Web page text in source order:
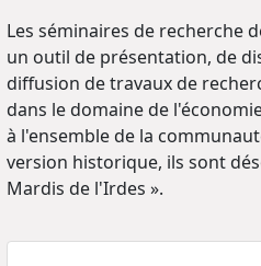
Les séminaires de recherche
un outil de présentation, de
diffusion de travaux de
dans le domaine de
à l'ensemble de la
version historique, ils sont
Mardis de l'Irdes ».